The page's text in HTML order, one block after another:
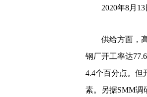
2020年8月13
供给方面，高
钢厂开工率达
4.4个百分点。但
素。另据SMM调